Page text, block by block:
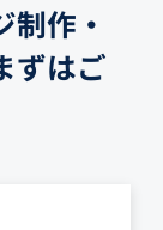
作・
ずはご